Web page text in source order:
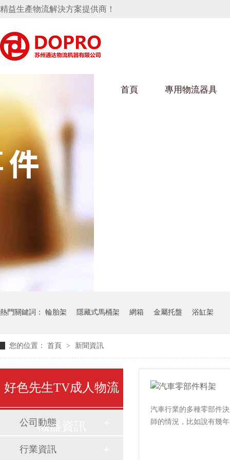
精益生產物流解決方案提供商！
首頁 專用物流器具
好色视频APP下载架
變速箱托盤
衝壓件料架
消聲器料架
手推車
氣瓶料架
隱藏式馬桶水箱支架
汽車行業
衛浴行業
熱門關鍵詞： 輪胎架 隱藏式馬桶架 網箱 金屬托盤 浴缸架
您的位置： 首頁 > 新聞資訊
汽車行業的多種零部件決
師的情況，比如說有幾年
好色先生TV成人物流
機器資訊
公司動態
行業資訊